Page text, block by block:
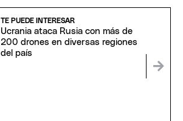
TE PUEDE INTERESAR
Ucrania ataca Rusia con más de
200 drones en diversas regiones
del país